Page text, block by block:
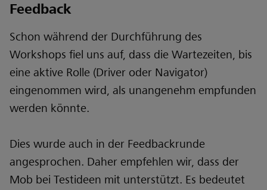
Feedback
Schon während der Durchführung des
Workshops fiel uns auf, dass die Wartezeiten, bis
eine aktive Rolle (Driver oder Navigator)
eingenommen wird, als unangenehm empfunden
werden könnte.
Dies wurde auch in der Feedbackrunde
angesprochen. Daher empfehlen wir, dass der
Mob bei Testideen mit unterstützt. Es bedeutet